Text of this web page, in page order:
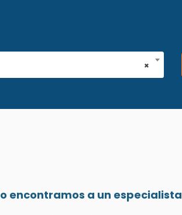
×
encontramos a un